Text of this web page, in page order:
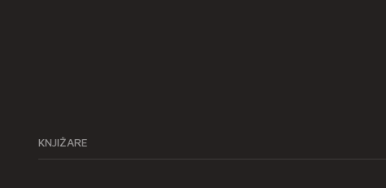
KNJIŽARE